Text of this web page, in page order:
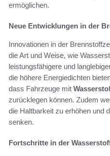
ermöglichen.
Neue Entwicklungen in der
Innovationen in der
die Art und Weise, wie
leistungsfähigere und
die höhere Energiedichten
dass Fahrzeuge mit
zurücklegen können. Zudem
die Haltbarkeit zu erhöhen und
senken.
Fortschritte in der